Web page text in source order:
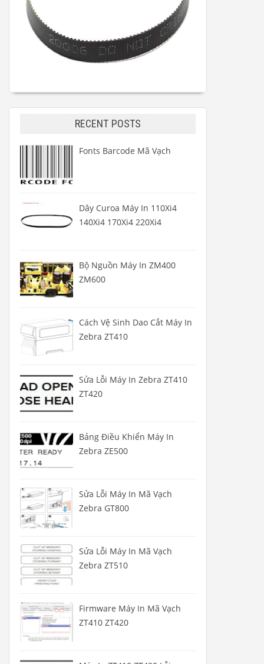
RECENT POSTS
Fonts Barcode Mã Vạch
Dây Curoa Máy In 110Xi4
140Xi4 170Xi4 220Xi4
Bộ Nguồn Máy In ZM400
ZM600
Cách Vệ Sinh Dao Cắt Máy In
Zebra ZT410
Sửa Lỗi Máy In Zebra ZT410
ZT420
Bảng Điều Khiển Máy In
Zebra ZE500
Sửa Lỗi Máy In Mã Vạch
Zebra GT800
Sửa Lỗi Máy In Mã Vạch
Zebra ZT510
Firmware Máy In Mã Vạch
ZT410 ZT420